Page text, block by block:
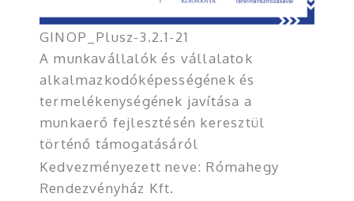
GINOP_Plusz-3.2.1-21
A munkavállalók és vállalatok
alkalmazkodóképességének és
termelékenységének javítása a
munkaerő fejlesztésén keresztül
történő támogatásáról
Kedvezményezett neve: Rómahegy
Rendezvényház Kft.